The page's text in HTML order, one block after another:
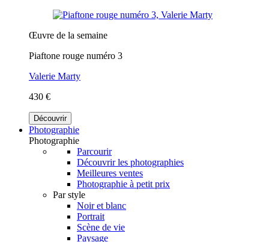
Œuvre de la semaine
Piaftone rouge numéro 3
Valerie Marty
430 €
Découvrir
Photographie
Photographie
Parcourir
Découvrir les photographies
Meilleures ventes
Photographie à petit prix
Par style
Noir et blanc
Portrait
Scène de vie
Paysage